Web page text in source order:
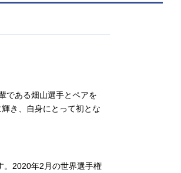
である畑山選手とペアを
き、自身にとって初とな
。2020年2月の世界選手権